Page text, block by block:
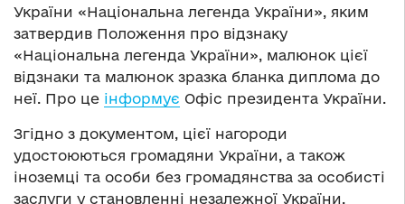
України «Національна легенда України», яким
затвердив Положення про відзнаку
«Національна легенда України», малюнок цієї
відзнаки та малюнок зразка бланка диплома до
неї. Про це інформує Офіс президента України.
Згідно з документом, цієї нагороди
удостоюються громадяни України, а також
іноземці та особи без громадянства за особисті
заслуги у становленні незалежної України,